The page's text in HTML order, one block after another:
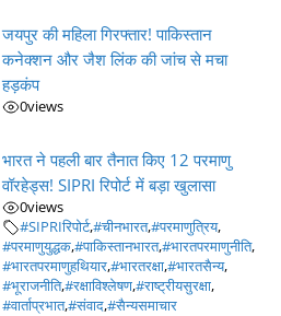
जयपुर की महिला गिरफ्तार! पाकिस्तान
कनेक्शन और जैश लिंक की जांच से मचा
हड़कंप
0views
भारत ने पहली बार तैनात किए 12 परमाणु
वॉरहेड्स! SIPRI रिपोर्ट में बड़ा खुलासा
0views
#SIPRIरिपोर्ट,#चीनभारत,#परमाणुत्रिय,
#परमाणुयुद्धक,#पाकिस्तानभारत,#भारतपरमाणुनीति,
#भारतपरमाणुहथियार,#भारतरक्षा,#भारतसैन्य,
#भूराजनीति,#रक्षाविश्लेषण,#राष्ट्रीयसुरक्षा,
#वार्ताप्रभात,#संवाद,#सैन्यसमाचार